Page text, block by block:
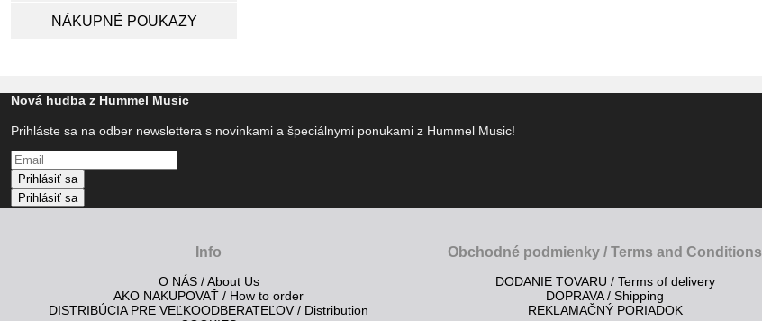
NÁKUPNÉ POUKAZY
Nová hudba z Hummel Music
Prihláste sa na odber newslettera s novinkami a špeciálnymi ponukami z Hummel Music!
Prihlásiť sa
Prihlásiť sa
Info
O NÁS / About Us
AKO NAKUPOVAŤ / How to order
DISTRIBÚCIA PRE VEĽKOODBERATEĽOV / Distribution
Obchodné podmienky / Terms and Conditions
DODANIE TOVARU / Terms of delivery
DOPRAVA / Shipping
REKLAMAČNÝ PORIADOK